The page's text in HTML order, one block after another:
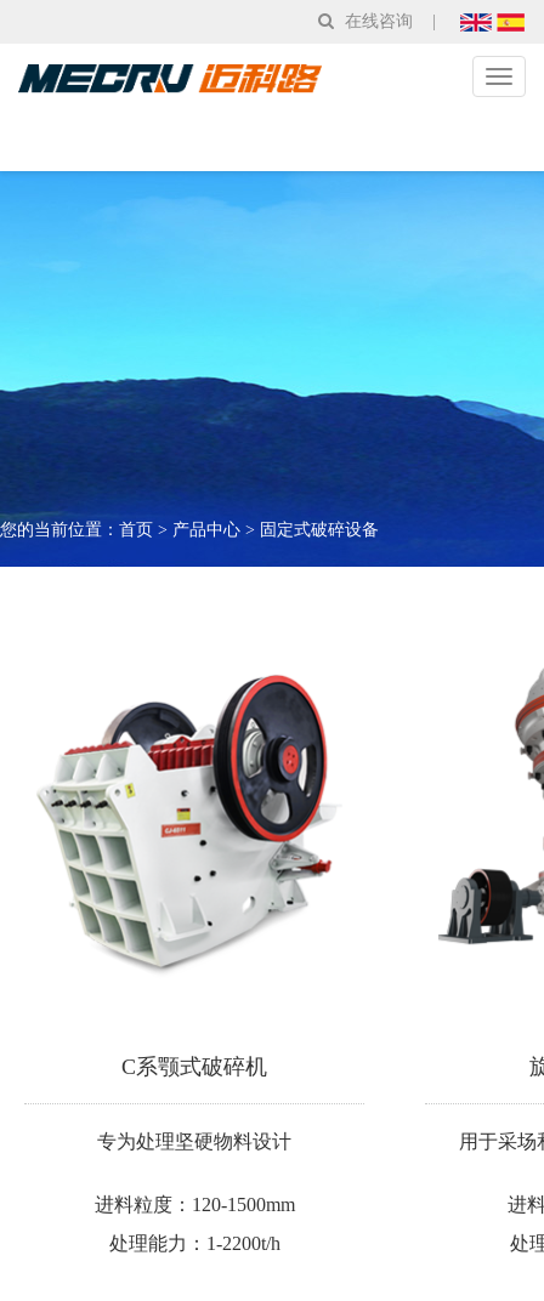
在线咨询
Toggle
您的当前位置： 首页 > 产品中心 > 固定式破碎设备
C系颚式破碎机
专为处理坚硬物料设计
进料粒度：120-1500mm
处理能力：1-2200t/h
用于采场
进
处